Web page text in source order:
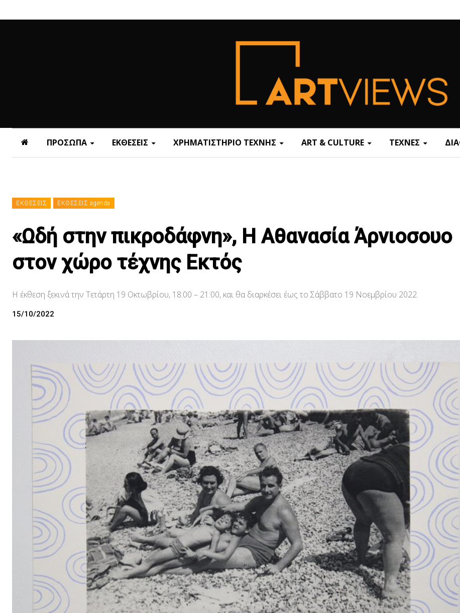
ΠΡΟΣΩΠΑ ΕΚΘΕΣΕΙΣ ΧΡΗΜΑΤΙΣΤΗΡΙΟ ΤΕΧΝΗΣ ART & CULTURE ΤΕΧΝΕΣ
ΕΚΘΕΣΕΙΣ ΕΚΘΕΣΕΙΣ agenda
«Ωδή στην πικροδάφνη», Η Αθανασία Άρνιοσουο
στον χώρο τέχνης Εκτός
Η έκθεση ξεκινά την Τετάρτη 19 Οκτωβρίου, 18:00 – 21:00, και θα διαρκέσει έως το Σάββατο 19 Νοεμβρίου 2022.
15/10/2022